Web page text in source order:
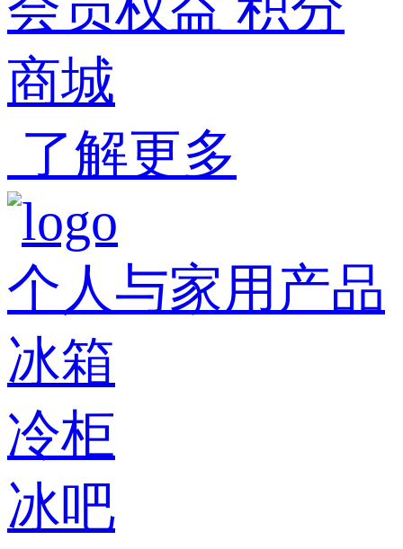
商城
了解更多
个人与家用产品
冰箱
冷柜
冰吧